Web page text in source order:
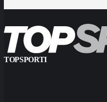
TOPSPORTI